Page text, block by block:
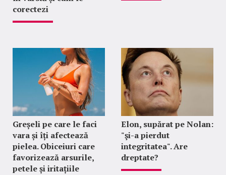
corectezi
Greșeli pe care le faci
vara și îți afectează
pielea. Obiceiuri care
favorizează arsurile,
petele și iritațiile
Elon, supărat pe Nolan:
"şi-a pierdut
integritatea". Are
dreptate?